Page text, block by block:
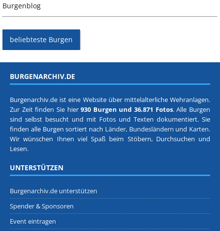
Burgenblog
beliebteste Burgen
BURGENARCHIV.DE
Burgenarchiv.de ist eine Website über mittelalterliche Wehranlagen.
Zur Zeit finden Sie hier930 Burgen und 36.871 Fotos. Alle Burgen
sind selbst besucht und mit Fotos und Texten dokumentiert. Sie
finden alle Burgen sortiert nach Länder, Bundesländern und Karten.
Wir wünschen Ihnen viel Spaß beim Stöbern, Durchsuchen und
Lesen.
UNTERSTÜTZEN
Burgenarchiv.de unterstützen
Spender & Sponsoren
Event eintragen